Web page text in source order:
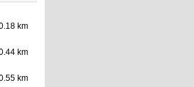
km
km
km